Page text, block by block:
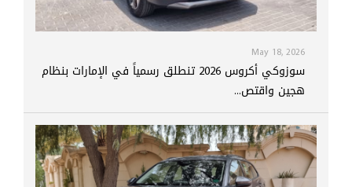
May 18, 2026
سوزوكي أكروس 2026 تنطلق رسمياً في الإمارات بنظام
هجين واقتص...